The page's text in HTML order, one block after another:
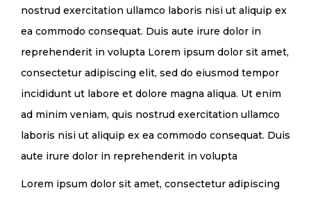
nostrud exercitation ullamco laboris nisi ut aliquip ex
ea commodo consequat. Duis aute irure dolor in
reprehenderit in volupta Lorem ipsum dolor sit amet,
consectetur adipiscing elit, sed do eiusmod tempor
incididunt ut labore et dolore magna aliqua. Ut enim
ad minim veniam, quis nostrud exercitation ullamco
laboris nisi ut aliquip ex ea commodo consequat. Duis
aute irure dolor in reprehenderit in volupta
Lorem ipsum dolor sit amet, consectetur adipiscing